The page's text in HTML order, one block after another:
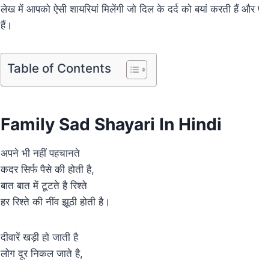
लेख में आपको ऐसी शायरियां मिलेंगी जो दिल के दर्द को बयां करती हैं और
हैं।
Table of Contents
Family Sad Shayari In Hindi
अपने भी नहीं पहचानते
कदर सिर्फ पैसे की होती है,
बात बात में टूटते है रिश्ते
हर रिश्ते की नींव झूठी होती है।
दीवारें खड़ी हो जाती है
लोग दूर निकल जाते है,